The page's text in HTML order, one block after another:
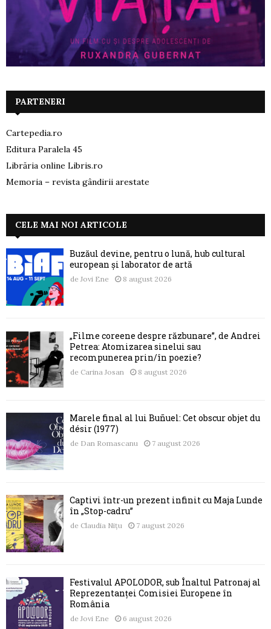
PARTENERI
Cartepedia.ro
Editura Paralela 45
Librăria online Libris.ro
Memoria – revista gândirii arestate
CELE MAI NOI ARTICOLE
Buzăul devine, pentru o lună, hub cultural
european și laborator de artă
de Jovi Ene 8 august 2026
„Filme coreene despre răzbunare”, de Andrei
Petrea: Atomizarea sinelui sau
recompunerea prin/în poezie?
de Carina Josan 8 august 2026
Marele final al lui Buñuel: Cet obscur objet du
désir (1977)
de Dan Romascanu 7 august 2026
Captivi într-un prezent infinit cu Maja Lunde
în „Stop-cadru”
de Claudia Nițu 7 august 2026
Festivalul APOLODOR, sub Înaltul Patronaj al
Reprezentanței Comisiei Europene în
România
de Jovi Ene 6 august 2026